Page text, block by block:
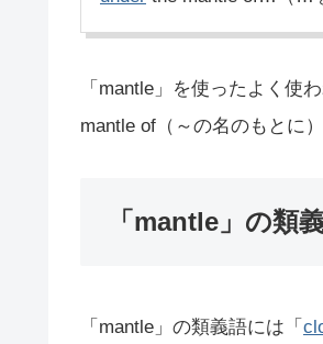
「mantle」を使ったよく使
mantle of（～の名のもとに
「mantle」の類
「mantle」の類義語には「